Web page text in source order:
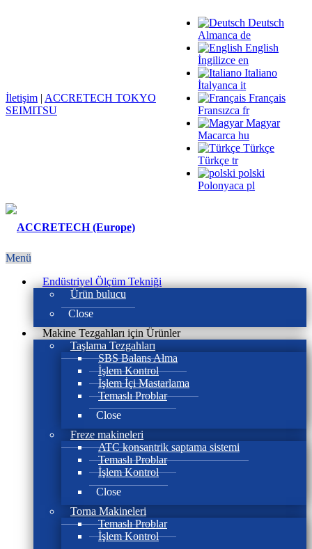
Deutsch
Almanca de
English
İngilizce en
Italiano
İtalyanca it
Français
Fransızca fr
Magyar
Macarca hu
Türkçe
Türkçe tr
polski
Polonyaca pl
İletişim | ACCRETECH TOKYO
SEIMITSU
Menü
Endüstriyel Ölçüm Tekniği
Ürün bulucu
Close
Makine Tezgahları için Ürünler
Taşlama Tezgahları
SBS Balans Alma
İşlem Kontrol
İşlem İçi Mastarlama
Temaslı Problar
Close
Freze makineleri
ATC konsantrik saptama sistemi
Temaslı Problar
İşlem Kontrol
Close
Torna Makineleri
Temaslı Problar
İşlem Kontrol